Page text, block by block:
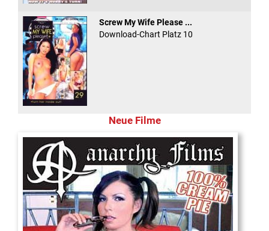
Screw My Wife Please ...
Download-Chart Platz 10
Neue Filme